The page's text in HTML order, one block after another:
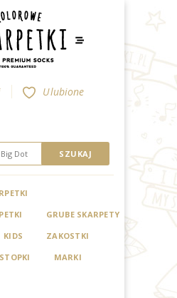
Ulubione
GRUBE SKARPETY
KIDS
ZAKOSTKI
STOPKI
MARKI